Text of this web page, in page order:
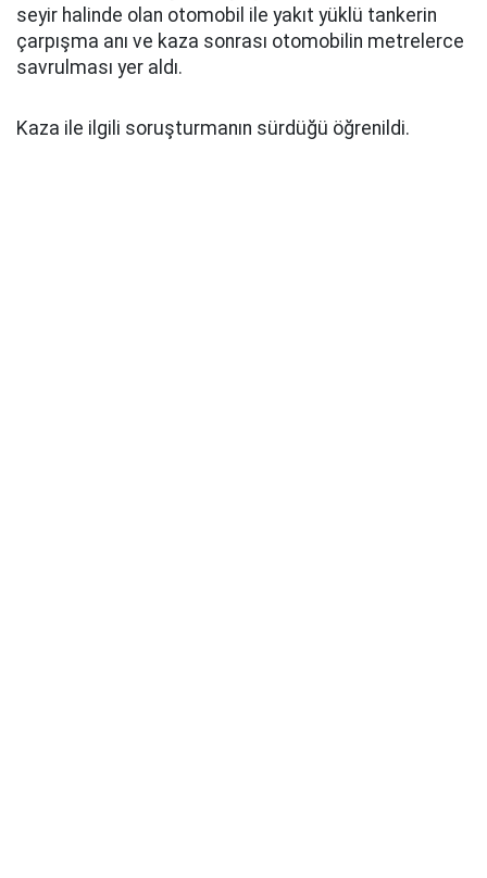
seyir halinde olan otomobil ile yakıt yüklü tankerin
çarpışma anı ve kaza sonrası otomobilin metrelerce
savrulması yer aldı.
Kaza ile ilgili soruşturmanın sürdüğü öğrenildi.